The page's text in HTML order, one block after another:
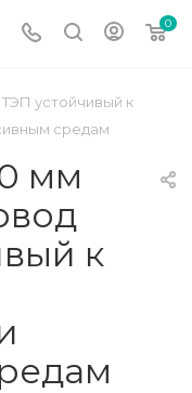
0
ТЭП устойчивый к
средам
мм
к